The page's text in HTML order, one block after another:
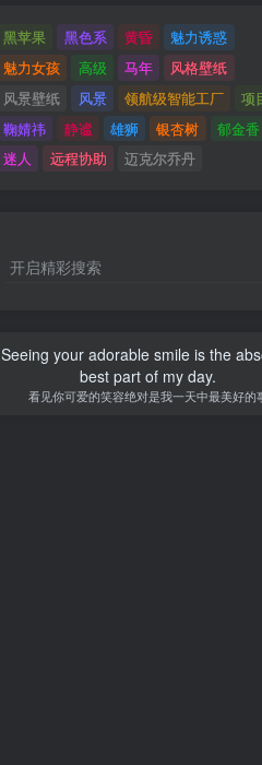
黑苹果 黑色系 黄昏
魅力诱惑
魅力女孩
高级 马年
风格壁纸
风景壁纸
风景 领航级智能工厂
项
鞠婧祎
静谧 雄狮 银杏树
郁金香
迷人
远程协助 迈克尔乔丹
开启精彩搜索
Life is like a cup of tea. It won't be
a lifetime but for a short while
人生就像一杯茶，不会苦一辈子，但总会苦一